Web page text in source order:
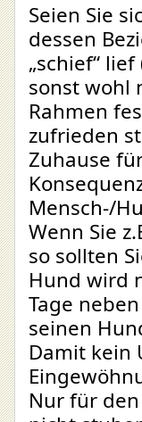
Seien Sie
dessen
„schief“
sonst wohl
Rahmen
zufrieden
Zuhause
Mensch-/
Wenn Sie
so sollten
Hund wird
Tage
seinen
Damit kein
Nur für